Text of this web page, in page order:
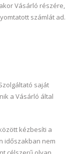
Vásárló részére,
számlát ad.
saját
a Vásárló által
kézbesíti a
időszakban nem